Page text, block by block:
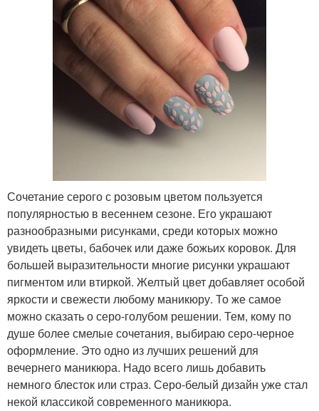
Сочетание серого с розовым цветом пользуется
популярностью в весеннем сезоне. Его украшают
разнообразными рисунками, среди которых можно
увидеть цветы, бабочек или даже божьих коровок. Для
большей выразительности многие рисунки украшают
пигментом или втиркой. Желтый цвет добавляет особой
яркости и свежести любому маникюру. То же самое
можно сказать о серо-голубом решении. Тем, кому по
душе более смелые сочетания, выбираю серо-черное
оформление. Это одно из лучших решений для
вечернего маникюра. Надо всего лишь добавить
немного блесток или страз. Серо-белый дизайн уже стал
некой классикой современного маникюра.